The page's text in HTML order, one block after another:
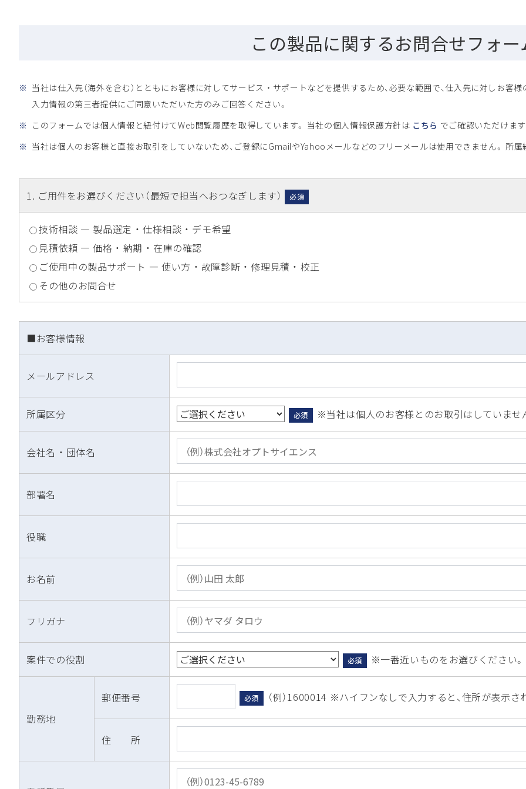
この製品に関するお問合せフォー
※ 当社は仕入先（海外を含む）とともにお客様に対してサービス ・ サポートなどを提供するため、必要な範囲で、仕入先に対しお客
入力情報の第三者提供にご同意いただいた方のみご回答ください。
※ このフォームでは個人情報と紐付けてWeb閲覧履歴を取得しています。 当社の個人情報保護方針は こちら でご確認いただけます
※ 当社は個人のお客様と直接お取引をしていないため、ご登録にGmailやYahooメールなどのフリーメールは使用できません。 所
1 . ご用件をお選びください（最短で担当へおつなぎします） 必須
技術相談 ― 製品選定 ・ 仕様相談 ・ デモ希望
見積依頼 ― 価格 ・ 納期 ・ 在庫の確認
ご使用中の製品サポート ― 使い方 ・ 故障診断 ・ 修理見積 ・ 校正
その他のお問合せ
■お客様情報
メールアドレス
所属区分 必須 ※当社は個人のお客様とのお取引はしていませ
会社名 ・ 団体名
部署名
役職
お名前
フリガナ
案件での役割 必須 ※一番近いものをお選びください。
勤務地
郵便番号 必須 （例）1600014 ※ハイフンなしで入力すると、住所が表示さ
住 所